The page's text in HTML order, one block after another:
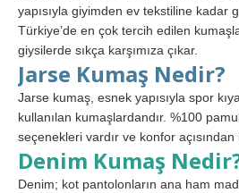
yapısıyla giyimden ev tekstiline kadar
Türkiye’de en çok tercih edilen
giysilerde sıkça karşımıza çıkar.
Jarse Kumaş Nedir?
Jarse kumaş, esnek yapısıyla spor
kullanılan kumaşlardandır. %100
seçenekleri vardır ve konfor açısından
Denim Kumaş
Denim; kot pantolonların ana ham